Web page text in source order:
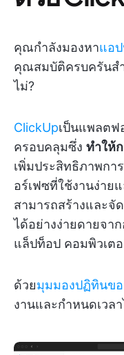
คุณกำลังมองหาแอ
คุณสมบัติครบครันส
ไม่?
ClickUpเป็นแพลตฟ
ครอบคลุมซึ่ง ทำให้
เพิ่มประสิทธิภาพกา
อร์เฟซที่ใช้งานง่า
สามารถสร้างและจั
ได้อย่างง่ายดายจา
แล็ปท็อป คอมพิวเต
ด้วยมุมมองปฏิทินขอ
งานและกำหนดเวล